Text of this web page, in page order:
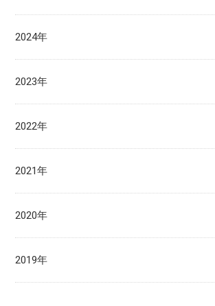
2024年
2023年
2022年
2021年
2020年
2019年